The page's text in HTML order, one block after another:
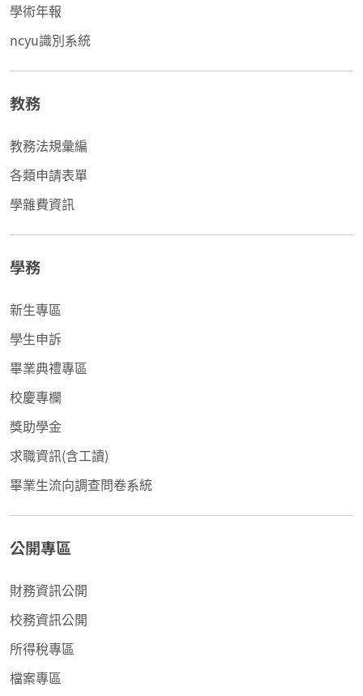
學術年報
ncyu識別系統
教務
教務法規彙編
各類申請表單
學雜費資訊
學務
新生專區
學生申訴
畢業典禮專區
校慶專欄
獎助學金
求職資訊(含工讀)
畢業生流向調查問卷系統
公開專區
財務資訊公開
校務資訊公開
所得稅專區
檔案專區